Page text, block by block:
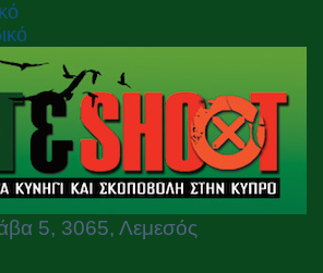
5, 3065, Λεμεσός